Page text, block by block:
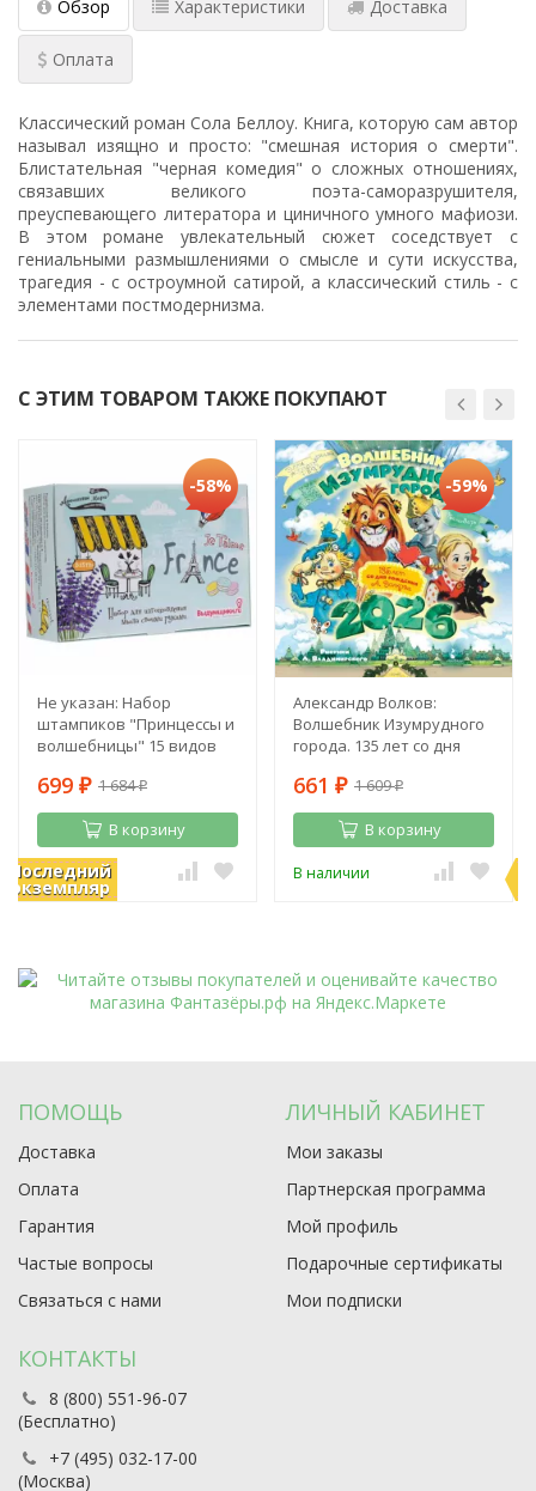
Обзор Характеристики Доставка
Оплата
Классический роман Сола Беллоу. Книга, которую сам автор
называл изящно и просто: "смешная история о смерти".
Блистательная "черная комедия" о сложных отношениях,
связавших великого поэта-саморазрушителя,
преуспевающего литератора и циничного умного мафиози.
В этом романе увлекательный сюжет соседствует с
гениальными размышлениями о смысле и сути искусства,
трагедия - с остроумной сатирой, а классический стиль - с
элементами постмодернизма.
С ЭТИМ ТОВАРОМ ТАКЖЕ ПОКУПАЮТ
Последний
экземпляр
-58%
Не указан: Набор
штампиков "Принцессы и
волшебницы" 15 видов
699 ₽ 1 684₽
В корзину
В наличии
-59%
Александр Волков:
Волшебник Изумрудного
города. 135 лет со дня
661 ₽ 1 609₽
В корзину
В наличии
ПОМОЩЬ
Доставка
Оплата
Гарантия
Частые вопросы
Связаться с нами
ЛИЧНЫЙ КАБИНЕТ
Мои заказы
Партнерская программа
Мой профиль
Подарочные сертификаты
Мои подписки
КОНТАКТЫ
8 (800) 551-96-07
(Бесплатно)
+7 (495) 032-17-00
(Москва)